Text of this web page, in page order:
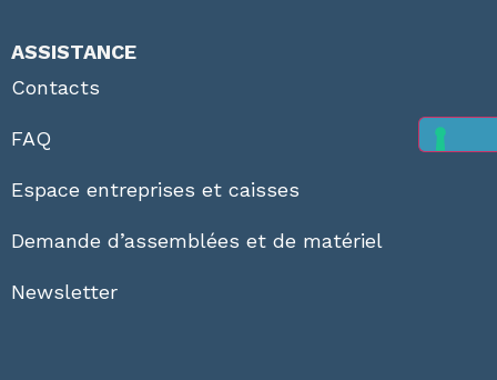
ASSISTANCE
Contacts
FAQ
Espace entreprises et caisses
Demande d’assemblées et de matériel
Newsletter